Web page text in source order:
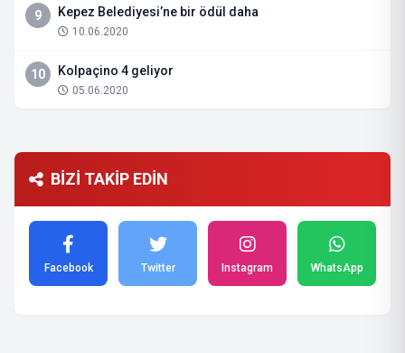
9 Kepez Belediyesi’ne bir ödül daha
10.06.2020
10 Kolpaçino 4 geliyor
05.06.2020
BİZİ TAKİP EDİN
Facebook Twitter Instagram WhatsApp